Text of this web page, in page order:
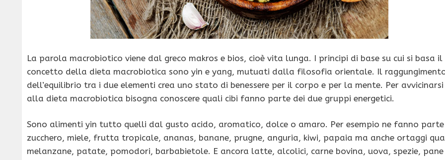
La parola macrobiotico viene dal greco makros e bios, cioè vita lunga. I principi di base su cui si basa il
concetto della dieta macrobiotica sono yin e yang, mutuati dalla filosofia orientale. Il
dell’equilibrio tra i due elementi crea uno stato di benessere per il corpo e per la mente. Per avvicinarsi
alla dieta macrobiotica bisogna conoscere quali cibi fanno parte dei due gruppi energetici.
Sono alimenti yin tutto quelli dal gusto acido, aromatico, dolce o amaro. Per esempio ne fanno parte
zucchero, miele, frutta tropicale, ananas, banane, prugne, anguria, kiwi, papaia ma anche ortaggi
melanzane, patate, pomodori, barbabietole. E ancora latte, alcolici, carne bovina, uova, spezie, pane